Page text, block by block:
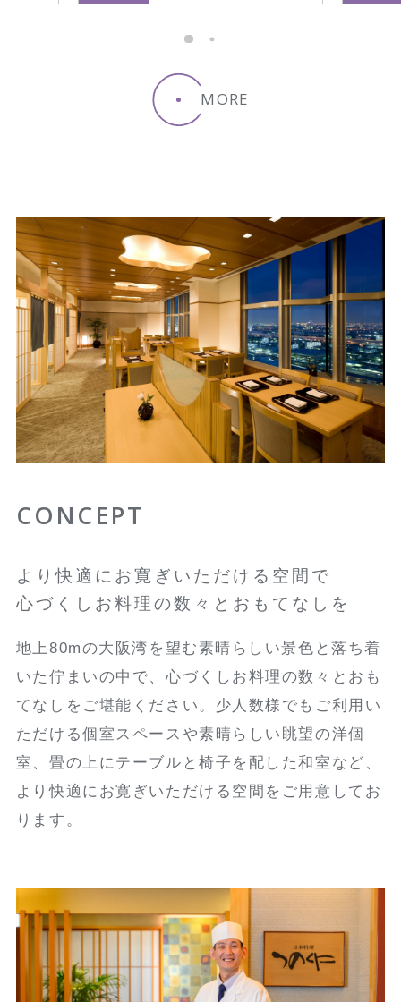
MORE
CONCEPT
より快適にお寛ぎいただける空間で
心づくしお料理の数々とおもてなしを
地上80mの大阪湾を望む素晴らしい景色と落ち着
いた佇まいの中で、心づくしお料理の数々とおも
てなしをご堪能ください。少人数様でもご利用い
ただける個室スペースや素晴らしい眺望の洋個
室、畳の上にテーブルと椅子を配した和室など、
より快適にお寛ぎいただける空間をご用意してお
ります。